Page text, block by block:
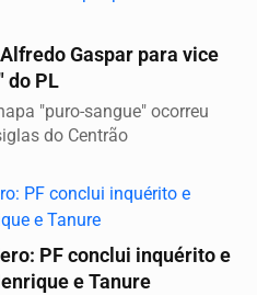
Gaspar para vice
do PL
"puro-sangue" ocorreu
do Centrão
PF conclui inquérito e
e Tanure